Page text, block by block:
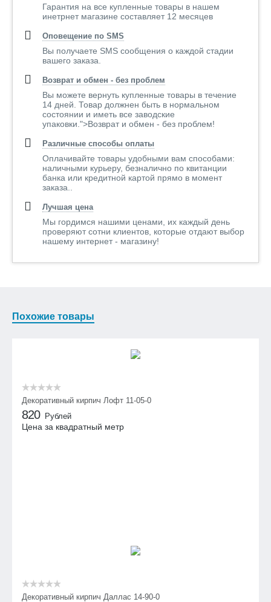
Гарантия на все купленные товары в нашем
инетрнет магазине составляет 12 месяцев
Оповещение по SMS
Вы получаете SMS сообщения о каждой стадии
вашего заказа.
Возврат и обмен - без проблем
Вы можете вернуть купленные товары в течение
14 дней. Товар должнен быть в нормальном
состоянии и иметь все заводские
упаковки.">Возврат и обмен - без проблем!
Различные способы оплаты
Оплачивайте товары удобными вам способами:
наличными курьеру, безналично по квитанции
банка или кредитной картой прямо в момент
заказа..
Лучшая цена
Мы гордимся нашими ценами, их каждый день
проверяют сотни клиентов, которые отдают выбор
нашему интернет - магазину!
Похожие товары
Декоративный кирпич Лофт 11-05-0
820 Рублей
Цена за квадратный метр
Декоративный кирпич Даллас 14-90-0